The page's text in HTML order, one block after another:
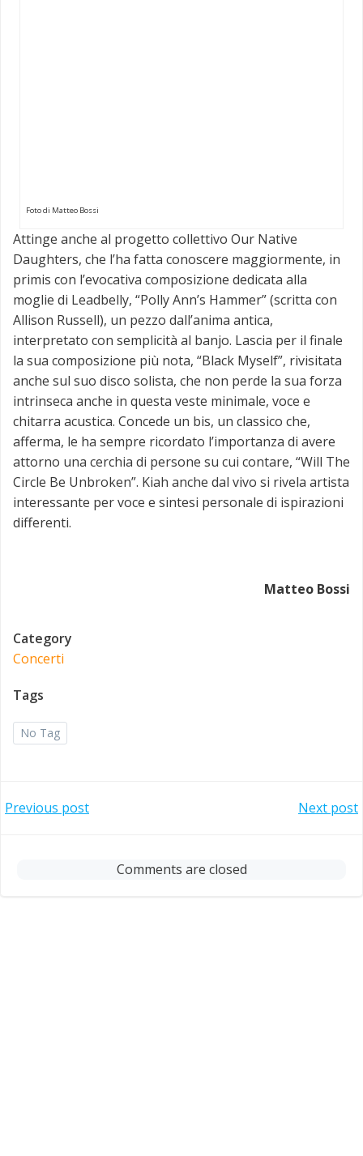
Foto di Matteo Bossi
Attinge anche al progetto collettivo Our Native
Daughters, che l’ha fatta conoscere maggiormente, in
primis con l’evocativa composizione dedicata alla
moglie di Leadbelly, “Polly Ann’s Hammer” (scritta con
Allison Russell), un pezzo dall’anima antica,
interpretato con semplicità al banjo. Lascia per il finale
la sua composizione più nota, “Black Myself”, rivisitata
anche sul suo disco solista, che non perde la sua forza
intrinseca anche in questa veste minimale, voce e
chitarra acustica. Concede un bis, un classico che,
afferma, le ha sempre ricordato l’importanza di avere
attorno una cerchia di persone su cui contare, “Will The
Circle Be Unbroken”. Kiah anche dal vivo si rivela artista
interessante per voce e sintesi personale di ispirazioni
differenti.
Matteo Bossi
Category
Concerti
Tags
No Tag
Post
navigation
Previous post
navigation
Next post
Comments are closed